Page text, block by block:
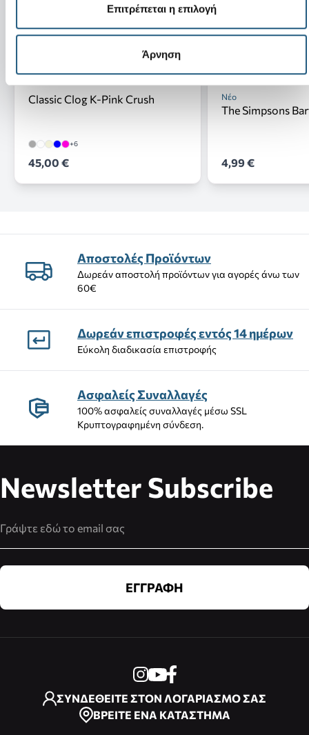
Επιτρέπεται η επιλογή
Άρνηση
Classic Clog K-Pink Crush
+6
45,00 €
Νέο
The Simpsons
4,99 €
Αποστολές Προϊόντων
Δωρεάν αποστολή προϊόντων για αγορές άνω των
60€
Δωρεάν επιστροφές εντός 14 ημέρων
Εύκολη διαδικασία επιστροφής
Ασφαλείς Συναλλαγές
100% ασφαλείς συναλλαγές μέσω SSL
Κρυπτογραφημένη σύνδεση.
Newsletter Subscribe
ΕΓΓΡΑΦΗ
ΣΥΝΔΕΘΕΙΤΕ ΣΤΟΝ ΛΟΓΑΡΙΑΣΜΟ ΣΑΣ
ΒΡΕΙΤΕ ΕΝΑ ΚΑΤΑΣΤΗΜΑ